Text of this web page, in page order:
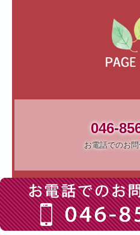
046-
お電話でのお
Copyright (c) 2023 - 2026 D.S.テ